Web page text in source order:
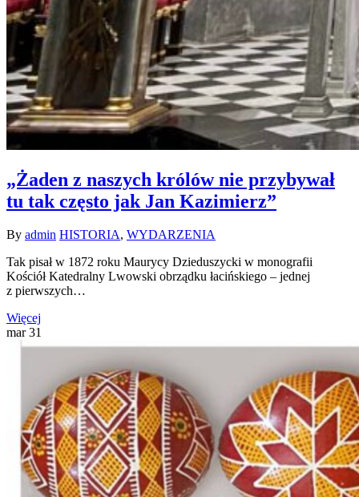
„Żaden z naszych królów nie przybywał
tu tak często jak Jan Kazimierz”
By admin HISTORIA, WYDARZENIA
Tak pisał w 1872 roku Maurycy Dzieduszycki w monografii
Kościół Katedralny Lwowski obrządku łacińskiego – jednej
z pierwszych…
Więcej
mar 31